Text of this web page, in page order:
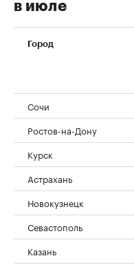
в июле
Город
Сочи
Ростов-на-Дону
Курск
Астрахань
Новокузнецк
Севастополь
Казань